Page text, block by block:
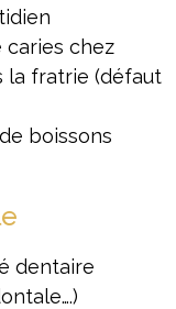
caries chez
la fratrie (défaut
boissons
dentaire